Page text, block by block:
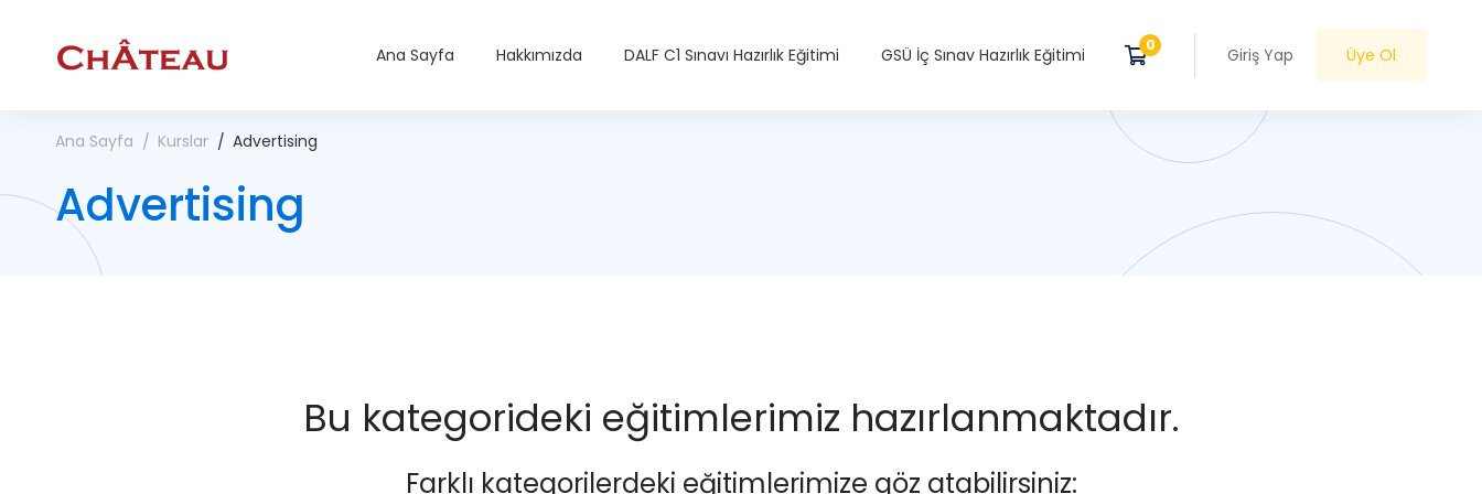
Ana Sayfa Hakkımızda DALF C1 Sınavı Hazırlık Eğitimi GSÜ İç Sınav Hazırlık Eğitimi Giriş Yap Üye Ol
Ana Sayfa Kurslar Advertising
Advertising
Bu kategorideki eğitimlerimiz hazırlanmaktadır.
Farklı kategorilerdeki eğitimlerimize göz atabilirsiniz: